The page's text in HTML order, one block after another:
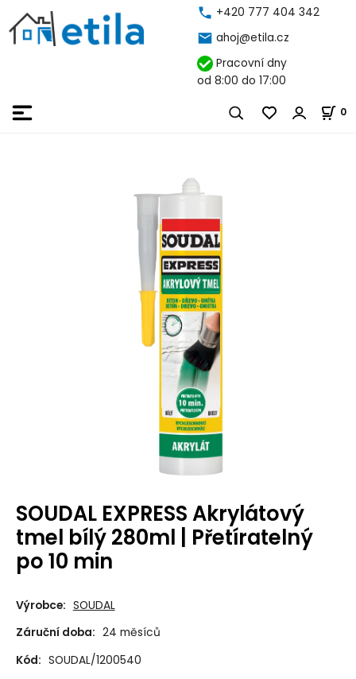
+420 777 404 342
ahoj@etila.cz
Pracovní dny
od 8:00 do 17:00
0
SOUDAL EXPRESS Akrylátový
tmel bílý 280ml | Přetíratelný
po 10 min
Výrobce: SOUDAL
Záruční doba: 24 měsíců
Kód: SOUDAL/1200540